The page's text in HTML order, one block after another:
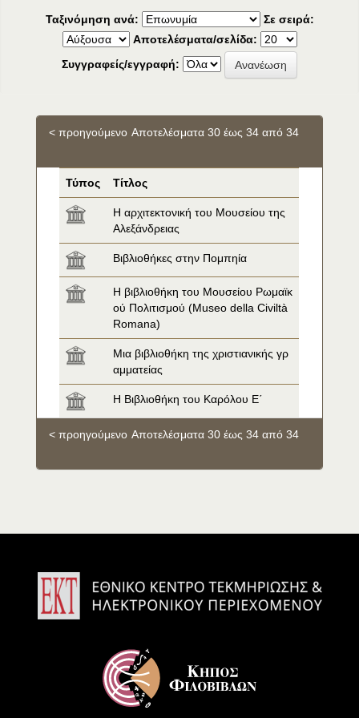
Ταξινόμηση ανά:
Σε σειρά:
Αποτελέσματα/σελίδα:
Συγγραφείς/εγγραφή:
Αποτελέσματα 30 έως 34 από 34
< προηγούμενο
Τύπος Τίτλος
Η αρχιτεκτονική του Μουσείου της
Αλεξάνδρειας
Βιβλιοθήκες στην Πομπηία
Η βιβλιοθήκη του Μουσείου Ρωμαϊκ
ού Πολιτισμού (Museo della Civiltà
Romana)
Μια βιβλιοθήκη της χριστιανικής γρ
αμματείας
Η Βιβλιοθήκη του Καρόλου Ε΄
Αποτελέσματα 30 έως 34 από 34
< προηγούμενο